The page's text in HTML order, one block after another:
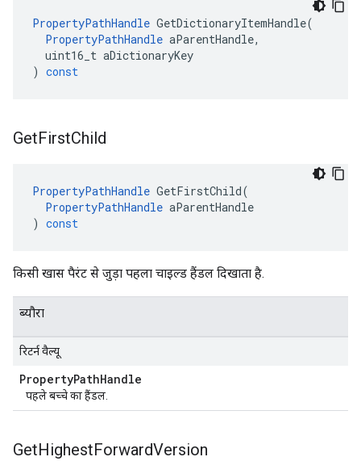
PropertyPathHandle GetDictionaryItemHandle(
PropertyPathHandle aParentHandle,
uint16_t aDictionaryKey
) const
GetFirstChild
PropertyPathHandle GetFirstChild(
PropertyPathHandle aParentHandle
) const
किसी खास पैरंट से जुड़ा पहला चाइल्ड हैंडल दिखाता है.
ब्यौरा
रिटर्न वैल्यू
PropertyPathHandle
पहले बच्चे का हैंडल.
GetHighestForwardVersion